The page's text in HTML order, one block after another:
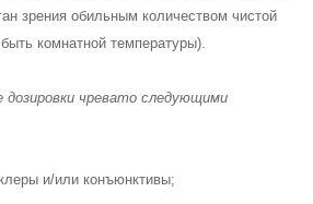
зрения обильным количеством чистой
комнатной температуры).
чревато следующими
и/или конъюнктивы;